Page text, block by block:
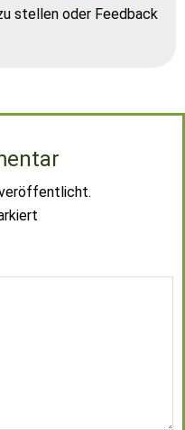
stellen oder Feedback